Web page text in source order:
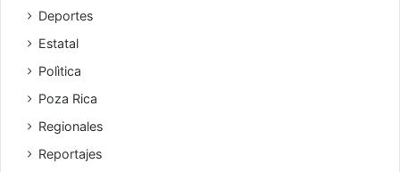
Deportes
Estatal
Polìtica
Poza Rica
Regionales
Reportajes